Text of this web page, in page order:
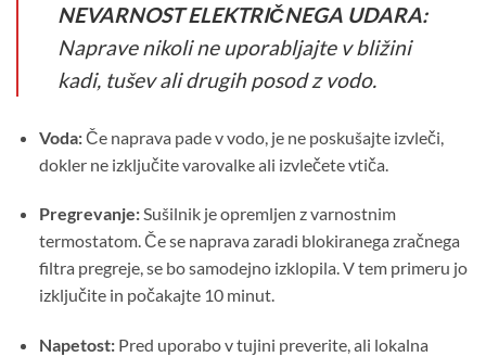
NEVARNOST ELEKTRIČNEGA UDARA:
Naprave nikoli ne uporabljajte v bližini
kadi, tušev ali drugih posod z vodo.
Voda:Če naprava pade v vodo, je ne poskušajte izvleči,
dokler ne izključite varovalke ali izvlečete vtiča.
Pregrevanje:Sušilnik je opremljen z varnostnim
termostatom. Če se naprava zaradi blokiranega zračnega
filtra pregreje, se bo samodejno izklopila. V tem primeru jo
izključite in počakajte 10 minut.
Napetost:Pred uporabo v tujini preverite, ali lokalna